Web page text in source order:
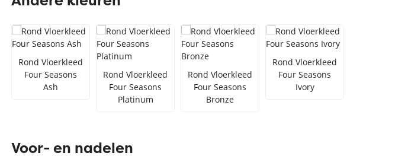
Vloerkleed zwart wit
Toon alles Soorten
Toon alles Afmetingen
Rond Vloerkleed
Four Seasons
Ash
Rond Vloerkleed
Four Seasons
Platinum
Rond Vloerkleed
Four Seasons
Bronze
Rond Vloerkleed
Four Seasons
Ivory
Voor- en nadelen